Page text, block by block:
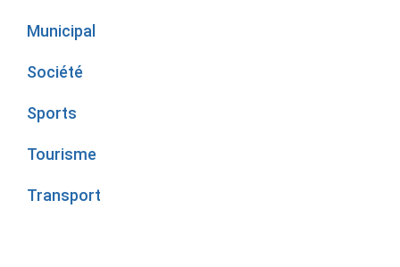
Municipal
Société
Sports
Tourisme
Transport